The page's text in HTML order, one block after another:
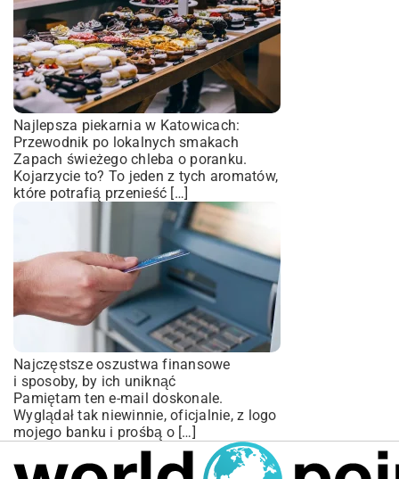
Najlepsza piekarnia w Katowicach:
Przewodnik po lokalnych smakach
Zapach świeżego chleba o poranku.
Kojarzycie to? To jeden z tych aromatów,
które potrafią przenieść […]
Najczęstsze oszustwa finansowe
i sposoby, by ich uniknąć
Pamiętam ten e-mail doskonale.
Wyglądał tak niewinnie, oficjalnie, z logo
mojego banku i prośbą o […]